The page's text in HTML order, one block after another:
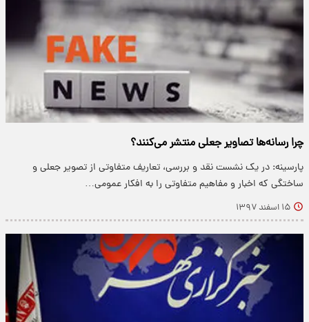
چرا رسانه‌ها تصاویر جعلی منتشر می‌کنند؟
پارسینه: در یک نشست نقد و بررسی، تعاریف متفاوتی از تصویر جعلی و
ساختگی که اخبار و مفاهیم متفاوتی را به افکار عمومی…
۱۵ اسفند ۱۳۹۷